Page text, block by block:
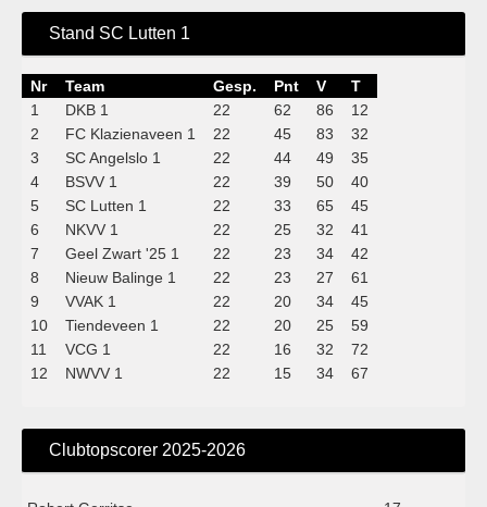
Stand SC Lutten 1
Nr Team Gesp. Pnt V
T
1
DKB 1 22 62 86
12
2
FC Klazienaveen 1 22 45 83
32
3
SC Angelslo 1 22 44 49
35
4
BSVV 1 22 39 50
40
5
SC Lutten 1 22 33 65
45
6
NKVV 1 22 25 32
41
7
Geel Zwart '25 1 22 23 34
42
8
Nieuw Balinge 1 22 23 27
61
9
VVAK 1 22 20 34
45
10
Tiendeveen 1 22 20 25
59
11
VCG 1 22 16 32
72
12
NWVV 1 22 15 34 67
Clubtopscorer 2025-2026